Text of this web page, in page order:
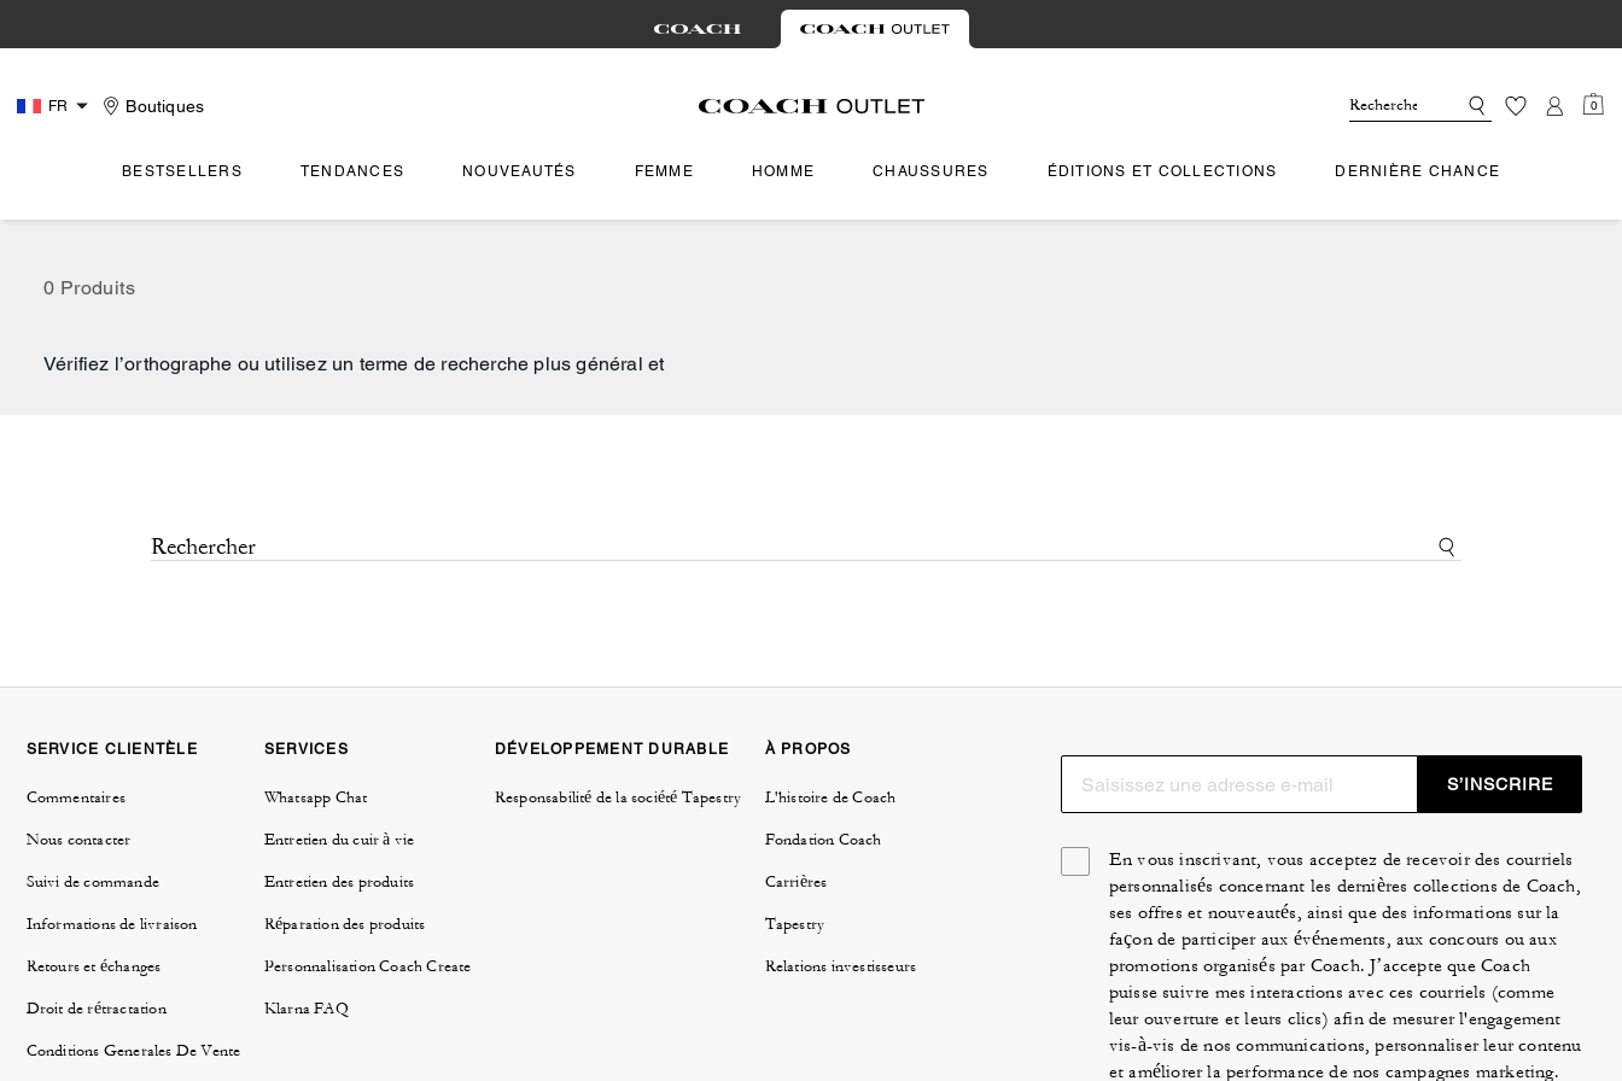
FR Boutiques 0
BESTSELLERS TENDANCES NOUVEAUTÉS FEMME HOMME CHAUSSURES ÉDITIONS ET COLLECTIONS DERNIÈRE CHANCE
0 Produits
Vérifiez l’orthographe ou utilisez un terme de recherche plus général et
SERVICE CLIENTÈLE
Commentaires
Nous contacter
Suivi de commande
Informations de livraison
Retours et échanges
Droit de rétractation
Conditions Generales De Vente
SERVICES
Whatsapp Chat
Entretien du cuir à vie
Entretien des produits
Réparation des produits
Personnalisation Coach Create
Klarna FAQ
DÉVELOPPEMENT DURABLE
Responsabilité de la société Tapestry
À PROPOS
L'histoire de Coach
Fondation Coach
Carrières
Tapestry
Relations investisseurs
S’INSCRIRE
En vous inscrivant, vous acceptez de recevoir des courriels
personnalisés concernant les dernières collections de Coach,
ses offres et nouveautés, ainsi que des informations sur la
façon de participer aux événements, aux concours ou aux
promotions organisés par Coach. J’accepte que Coach
puisse suivre mes interactions avec ces courriels (comme
leur ouverture et leurs clics) afin de mesurer l'engagement
vis-à-vis de nos communications, personnaliser leur contenu
et améliorer la performance de nos campagnes marketing.